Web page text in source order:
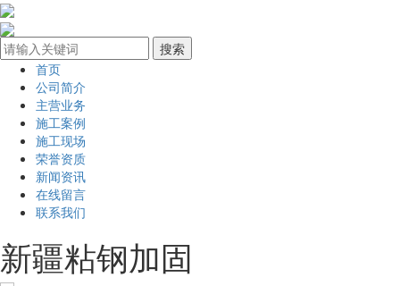
首页
公司简介
主营业务
施工案例
施工现场
荣誉资质
新闻资讯
在线留言
联系我们
新疆粘钢加固